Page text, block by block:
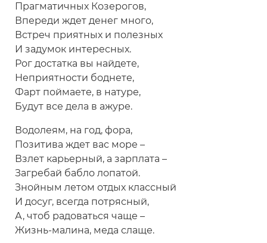
Прагматичных Козерогов,
Впереди ждет денег много,
Встреч приятных и полезных
И задумок интересных.
Рог достатка вы найдете,
Неприятности боднете,
Фарт поймаете, в натуре,
Будут все дела в ажуре.
Водолеям, на год, фора,
Позитива ждет вас море –
Взлет карьерный, а зарплата –
Загребай бабло лопатой.
Знойным летом отдых классный
И досуг, всегда потрясный,
А, чтоб радоваться чаще –
Жизнь-малина, меда слаще.